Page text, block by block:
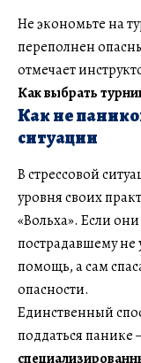
Не экономьте на
переполнен
отмечает
Как выбрать
Как не
ситуации
В стрессовой
уровня своих
«Вольха». Если
пострадавшему не
помощь, а сам
опасности.
Единственный
поддаться панике